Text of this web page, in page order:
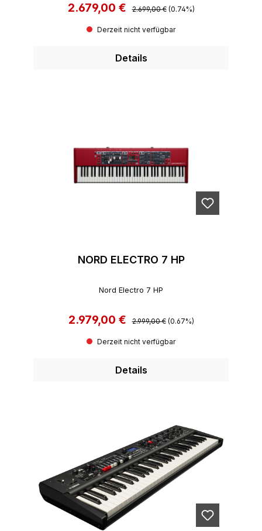
Verkaufspreis:
2.679,00 € Regulärer Preis:
2.699,00 € (0.74%)
Derzeit nicht verfügbar
Details
NORD ELECTRO 7 HP
Nord Electro 7 HP
Verkaufspreis:
2.979,00 € Regulärer Preis:
2.999,00 € (0.67%)
Derzeit nicht verfügbar
Details